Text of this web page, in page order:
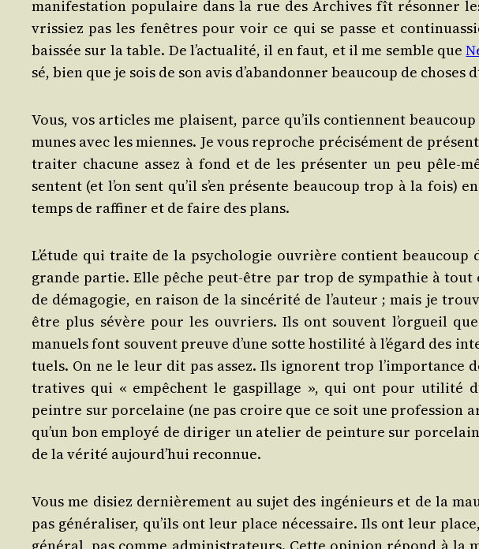
mani­fes­ta­tion popu­laire dans la rue des Archives fît réson­ner
vris­siez pas les fenêtres pour voir ce qui se passe et
bais­sée sur la table. De l’ac­tua­li­té, il en faut, et il me semble que
sé, bien que je sois de son avis d’a­ban­don­ner beau­coup de choses
Vous, vos articles me plaisent, parce qu’ils contiennent
munes avec les miennes. Je vous reproche pré­ci­sé­ment de
trai­ter cha­cune assez à fond et de les pré­sen­ter un peu pêle-
sentent (et l’on sent qu’il s’en pré­sente beau­coup trop à la fois)
temps de raf­fi­ner et de faire des plans.
L’é­tude qui traite de la psy­cho­lo­gie ouvrière contient beau­coup
grande par­tie. Elle pêche peut-être par trop de sym­pa­thie à
de déma­go­gie, en rai­son de la sin­cé­ri­té de l’au­teur ; mais je
être plus sévère pour les ouvriers. Ils ont sou­vent l’or­gueil
manuels font sou­vent preuve d’une sotte hos­ti­li­té à l’é­gard des
tuels. On ne le leur dit pas assez. Ils ignorent trop l’im­por­tance
tra­tives qui « empêchent le gas­pillage », qui ont pour uti­li­té
peintre sur por­ce­laine (ne pas croire que ce soit une pro­fes­sion
qu’un bon employé de diri­ger un ate­lier de pein­ture sur
de la véri­té aujourd’­hui reconnue.
Vous me disiez der­niè­re­ment au sujet des ingé­nieurs et de la
pas géné­ra­li­ser, qu’ils ont leur place néces­saire. Ils ont leur